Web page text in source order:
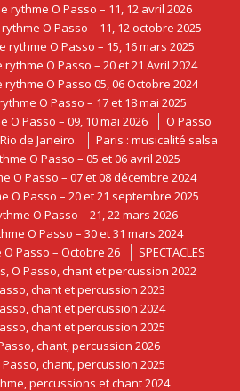
rythme O Passo – 11, 12 avril 2026
O Passo – 11, 12 octobre 2025
rythme O Passo – 15, 16 mars 2025
O Passo – 20 et 21 Avril 2024
O Passo 05, 06 Octobre 2024
O Passo – 17 et 18 mai 2025
O Passo – 09, 10 mai 2026
O Passo
de Janeiro.
Paris : musicalité salsa
O Passo – 05 et 06 avril 2025
O Passo – 07 et 08 décembre 2024
O Passo – 20 et 21 septembre 2025
O Passo – 21, 22 mars 2026
O Passo – 30 et 31 mars 2024
Passo – Octobre 26
SPECTACLES
O Passo, chant et percussion 2022
chant et percussion 2023
chant et percussion 2024
chant et percussion 2025
chant, percussion 2026
Passo, chant, percussion 2025
percussions et chant 2024